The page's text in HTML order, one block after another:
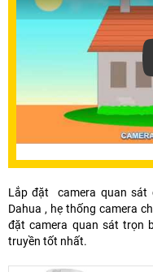
Lắp đặt camera quan sát
Dahua , hẹ thống camera
đặt camera quan sát trọn
truyền tốt nhất.